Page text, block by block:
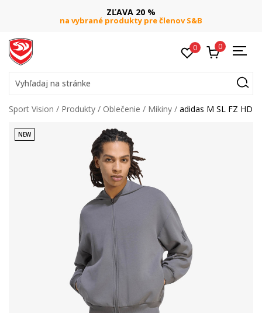
ZĽAVA 20 %
na vybrané produkty pre členov S&B
0 0
Vyhľadaj na stránke
Sport Vision Produkty Oblečenie Mikiny adidas M SL FZ HD
NEW